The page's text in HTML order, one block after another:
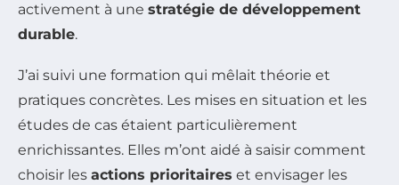
activement à une stratégie de développement
durable.
J’ai suivi une formation qui mêlait théorie et
pratiques concrètes. Les mises en situation et les
études de cas étaient particulièrement
enrichissantes. Elles m’ont aidé à saisir comment
choisir les actions prioritaires et envisager les